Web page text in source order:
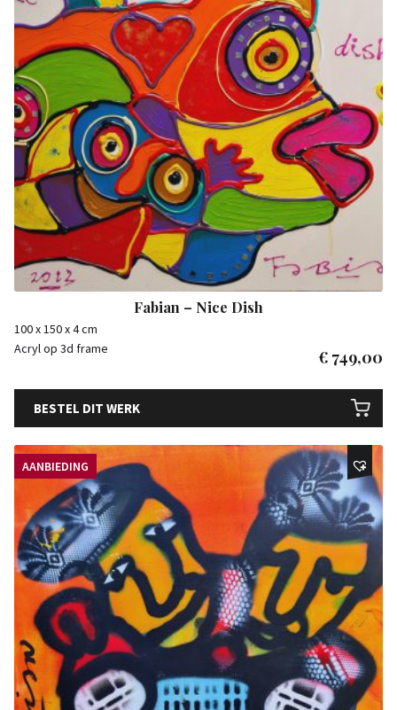
Fabian – Nice Dish
100 x 150 x 4 cm
Acryl op 3d frame
€ 749,00
BESTEL DIT WERK
AANBIEDING